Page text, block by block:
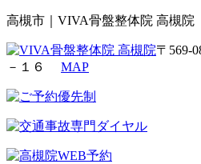
高槻市｜VIVA骨盤整体院 高槻院
〒569-
－１６ MAP